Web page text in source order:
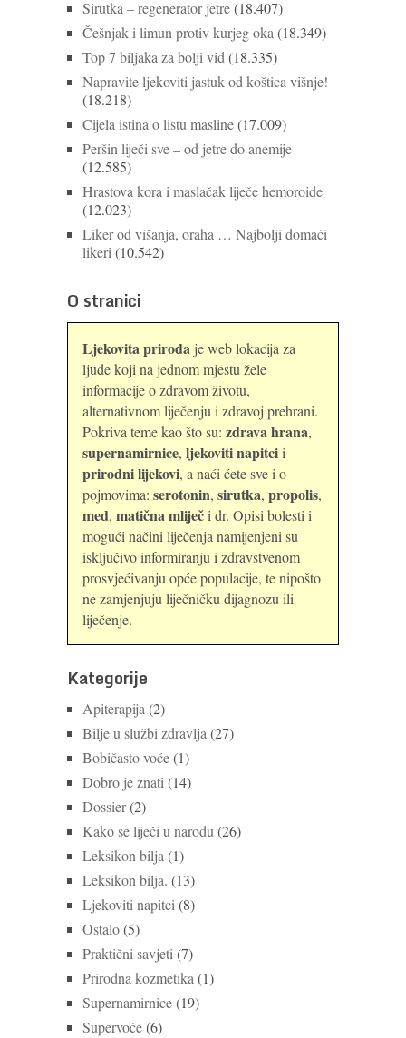
Sirutka – regenerator jetre(18.407)
Češnjak i limun protiv kurjeg oka(18.349)
Top 7 biljaka za bolji vid(18.335)
Napravite ljekoviti jastuk od koštica višnje!
(18.218)
Cijela istina o listu masline(17.009)
Peršin liječi sve – od jetre do anemije
(12.585)
Hrastova kora i maslačak liječe hemoroide
(12.023)
Liker od višanja, oraha … Najbolji domaći
likeri(10.542)
O stranici
Ljekovita priroda je web lokacija za
ljude koji na jednom mjestu žele
informacije o zdravom životu,
alternativnom liječenju i zdravoj prehrani.
Pokriva teme kao što su: zdrava hrana,
supernamirnice, ljekoviti napitcii
prirodni lijekovi, a naći ćete sve i o
pojmovima: serotonin, sirutka, propolis,
med, matična mliječi dr. Opisi bolesti i
mogući načini liječenja namijenjeni su
isključivo informiranju i zdravstvenom
prosvjećivanju opće populacije, te nipošto
ne zamjenjuju liječničku dijagnozu ili
liječenje.
Kategorije
Apiterapija(2)
Bilje u službi zdravlja(27)
Bobičasto voće(1)
Dobro je znati(14)
Dossier(2)
Kako se liječi u narodu(26)
Leksikon bilja(1)
Leksikon bilja. (13)
Ljekoviti napitci(8)
Ostalo(5)
Praktični savjeti(7)
Prirodna kozmetika(1)
Supernamirnice(19)
Supervoće(6)